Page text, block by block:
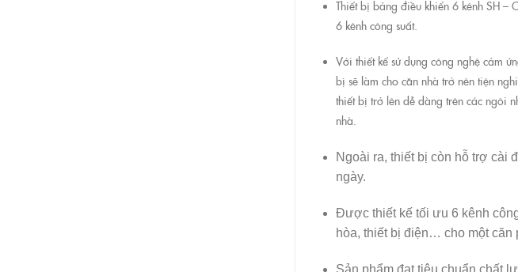
Thiết bị bảng điều khiển 6 kênh SH –
6 kênh công suất.
Với thiết kế sử dụng công nghệ cảm
bị sẽ làm cho căn nhà trở nên tiện
thiết bị trở lên dễ dàng trên các ngôi
nhà.
Ngoài ra, thiết bị còn hỗ trợ cài
ngày.
Được thiết kế tối ưu 6 kênh
hòa, thiết bị điện… cho một căn
Sản phẩm đạt tiêu chuẩn chất